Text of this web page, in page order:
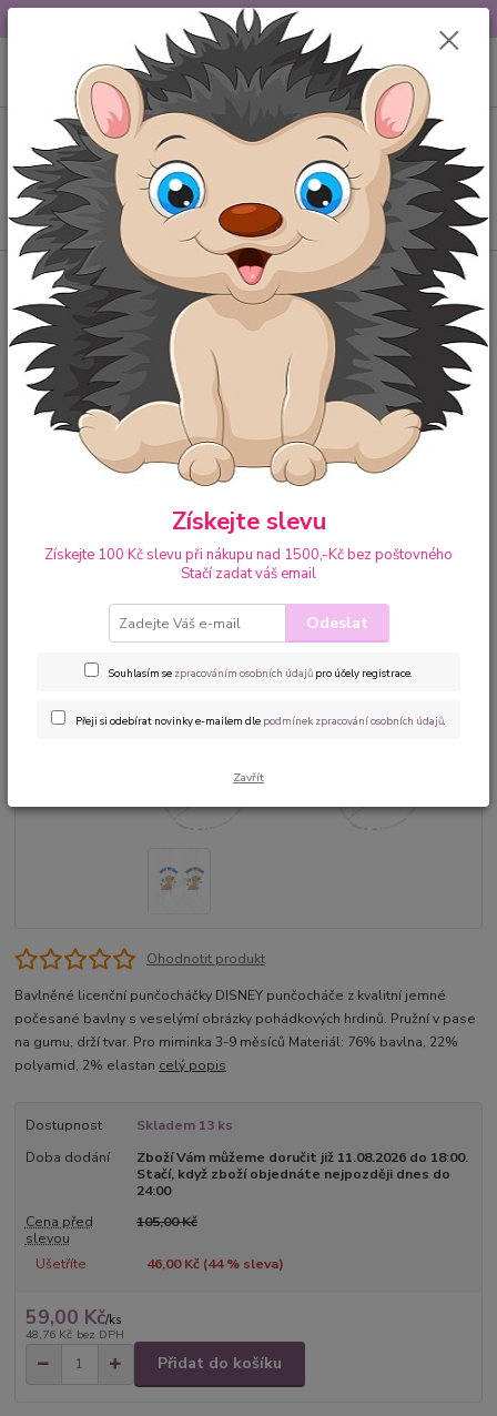
DOPRAVA OD 49,-Kč....VŠE SKLADEM.....
Menu
CZK
Hledat
+420 777259248
po-pá 6-18 hod
za 0,00 Kč
Úvod Punčocháče Kojenecké bavlněné punčocháčky Disney Tramp - bílé
Kojenecké bavlněné punčocháčky
Disney Tramp - bílé
Ohodnotit produkt
Bavlněné licenční punčocháčky DISNEY punčocháče z kvalitní jemné
počesané bavlny s veselýmí obrázky pohádkových hrdinů. Pružní v pase
na gumu, drží tvar. Pro miminka 3-9 měsíců Materiál: 76% bavlna, 22%
polyamid, 2% elastan celý popis
Dostupnost
Skladem 13 ks
Doba dodání
Zboží Vám můžeme doručit již 11.08.2026 do 18:00.
Stačí, když zboží objednáte nejpozději dnes do
24:00
Cena před
slevou
105,00 Kč
Ušetříte 46,00 Kč (44% sleva)
59,00 Kč/ks
48,76 Kč bez DPH
Přidat do košíku
Získejte slevu
Získejte 100 Kč slevu při nákupu nad 1500,-Kč bez poštovného
Stačí zadat váš email
Odeslat
Souhlasím se zpracováním osobních údajů pro účely registrace.
Přeji si odebírat novinky e-mailem dle podmínek zpracování osobních údajů.
Zavřít